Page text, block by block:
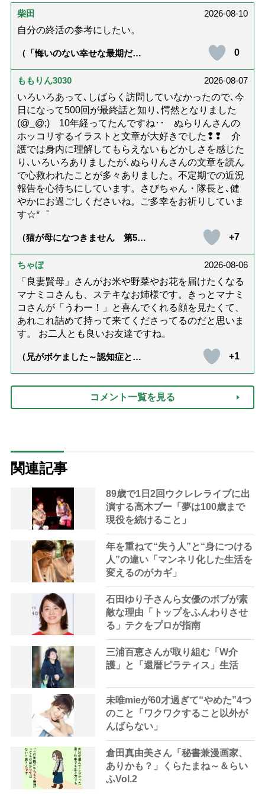
柴田
2026-08-10
自分の終活の参考にしたい。
（「悔いのない幸せな最期だっ
り返る母の在宅介護と看取り｜
幸せな在宅死のために医師が教
0
ももりん3030
2026-08-07
いろいろあって､しばらく訪問していなかったので､今
日になって500回が最終話と知り､愕然となりました
(@_@;) 10年経ってたんですね･･ ぬらりんさんの
ホッコリするイラストと文章が大好きでした❢❢ 介
護では身内に理解してもらえないもどかしさを感じた
り､いろいろありましたが､ぬらりんさんの文章を読ん
で心救われたことが多々ありました。不定期での近況
報告を心待ちにしています。さびちゃん・隊長と､健
やかにお過ごしくださいね。ご多幸をお祈りしていま
す☆*゜
（猫が母になつきません 第500
+7
ちゃぼ
2026-08-06
「良妻賢母」さんがお米や野菜やお花を届けたくなる
マナミコさんも、ステキなお姉様です。きっとマナミ
コさんが「うわー！」と喜んでくれる顔を見たくて、
あれこれ詰めて持って来てくださってるのだと思いま
す。 お二人とも良いお友達ですね。
（兄がボケました～認知症と介
達』が届きました」）
+1
コメント一覧を見る
関連記事
89歳で1日2回ウクレレライブに出
演する高木ブー「夢は100歳まで
現役を続けること」
年を重ねて“失う人”と“身につける
人”の違い「マンネリ化した生活を
変えるのがカギ」
石田ゆり子さんら女優のボブが素
敵な理由「トップをふんわりさせ
る」テクをプロが指南
三浦百恵さんが取り組む「W介
護」と「還暦ピラティス」生活
未唯mieが60才過ぎて“やめた”4つ
のこと「ワクワクすること以外が
んばらない」
倉田真由美さん「秘書兼漫画家、
ありかも？」くらたまね～＆らい
ふVol.2